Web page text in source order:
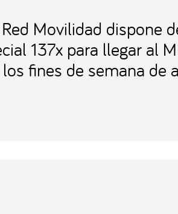
Movilidad dispone
137x para llegar al
fines de semana de